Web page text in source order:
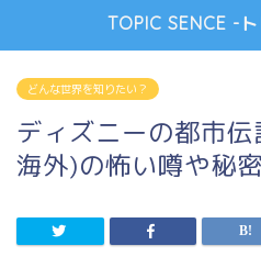
TOPIC SENCE -
どんな世界を知りたい？
ディズニーの都市
海外)の怖い噂や秘